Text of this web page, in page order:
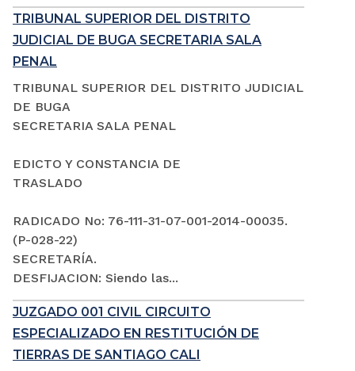
TRIBUNAL SUPERIOR DEL DISTRITO
JUDICIAL DE BUGA SECRETARIA SALA
PENAL
TRIBUNAL SUPERIOR DEL DISTRITO JUDICIAL
DE BUGA
SECRETARIA SALA PENAL
EDICTO Y CONSTANCIA DE
TRASLADO
RADICADO No: 76-111-31-07-001-2014-00035.
(P-028-22)
SECRETARÍA.
DESFIJACION: Siendo las...
JUZGADO 001 CIVIL CIRCUITO
ESPECIALIZADO EN RESTITUCIÓN DE
TIERRAS DE SANTIAGO CALI